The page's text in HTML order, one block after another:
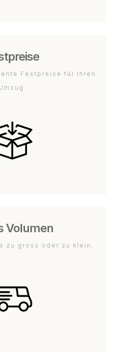
Festpreise für Ihren
Volumen
zu gross oder zu klein.